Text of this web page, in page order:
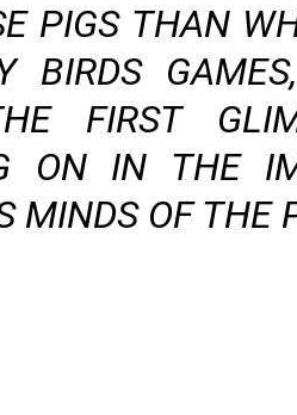
PIGS THAN
BIRDS
FIRST
ON IN THE
MINDS OF THE